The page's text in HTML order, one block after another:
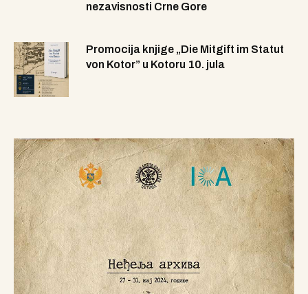
nezavisnosti Crne Gore
Promocija knjige „Die Mitgift im Statut
von Kotor” u Kotoru 10. jula